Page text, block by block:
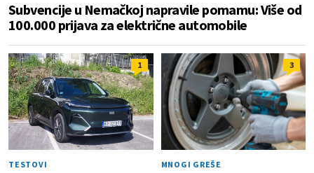
Subvencije u Nemačkoj napravile pomamu: Više od
100.000 prijava za električne automobile
1
TESTOVI
3
MNOGI GREŠE